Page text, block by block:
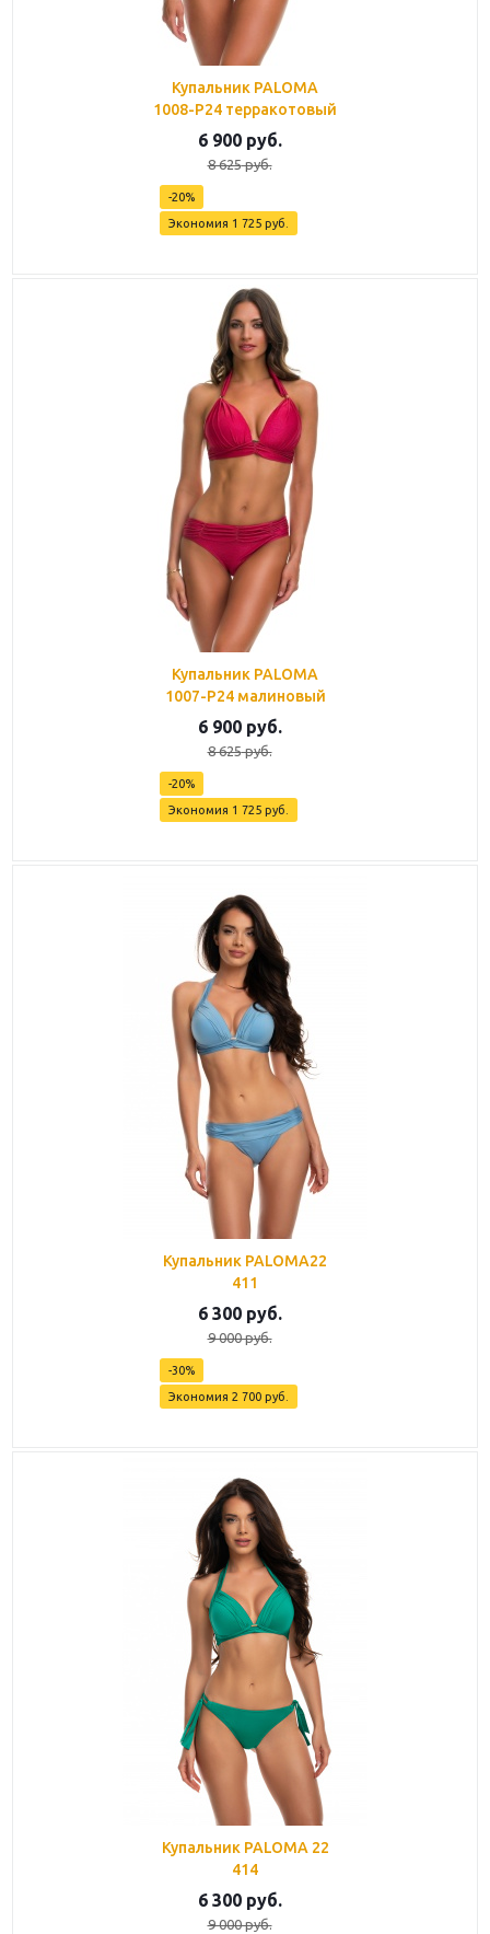
Купальник PALOMA
1008-P24 терракотовый
6 900руб.
8 625руб.
-20%
Экономия 1 725руб.
Купальник PALOMA
1007-P24 малиновый
6 900руб.
8 625руб.
-20%
Экономия 1 725руб.
Купальник PALOMA22
411
6 300руб.
9 000руб.
-30%
Экономия 2 700руб.
Купальник PALOMA 22
414
6 300руб.
9 000руб.